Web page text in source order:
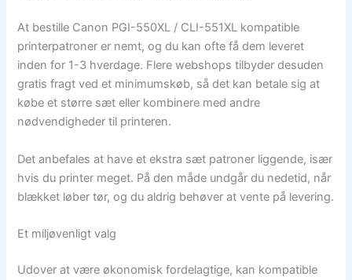
At bestille Canon PGI-550XL / CLI-551XL kompatible
printerpatroner er nemt, og du kan ofte få dem leveret
inden for 1-3 hverdage. Flere webshops tilbyder desuden
gratis fragt ved et minimumskøb, så det kan betale sig at
købe et større sæt eller kombinere med andre
nødvendigheder til printeren.
Det anbefales at have et ekstra sæt patroner liggende, især
hvis du printer meget. På den måde undgår du nedetid, når
blækket løber tør, og du aldrig behøver at vente på levering.
Et miljøvenligt valg
Udover at være økonomisk fordelagtige, kan kompatible